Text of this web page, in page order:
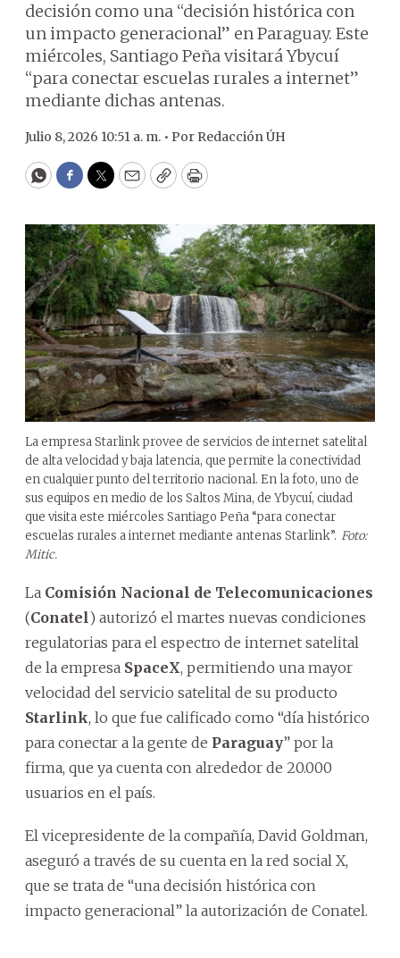
decisión como una “decisión histórica con
un impacto generacional” en Paraguay. Este
miércoles, Santiago Peña visitará Ybycuí
“para conectar escuelas rurales a internet”
mediante dichas antenas.
Julio 8, 2026 10:51 a. m. • Por Redacción ÚH
WhatsApp
Facebook
Twitter
EmailCopyPrint
La empresa Starlink provee de servicios de internet satelital
de alta velocidad y baja latencia, que permite la conectividad
en cualquier punto del territorio nacional. En la foto, uno de
sus equipos en medio de los Saltos Mina, de Ybycuí, ciudad
que visita este miércoles Santiago Peña “para conectar
escuelas rurales a internet mediante antenas Starlink”. Foto:
Mitic.
La Comisión Nacional de Telecomunicaciones
(Conatel) autorizó el martes nuevas condiciones
regulatorias para el espectro de internet satelital
de la empresa SpaceX, permitiendo una mayor
velocidad del servicio satelital de su producto
Starlink, lo que fue calificado como “día histórico
para conectar a la gente de Paraguay” por la
firma, que ya cuenta con alrededor de 20.000
usuarios en el país.
El vicepresidente de la compañía, David Goldman,
aseguró a través de su cuenta en la red social X,
que se trata de “una decisión histórica con
impacto generacional” la autorización de Conatel.